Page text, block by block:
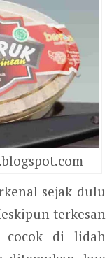
sejak dulu
terkesan
cocok di lidah